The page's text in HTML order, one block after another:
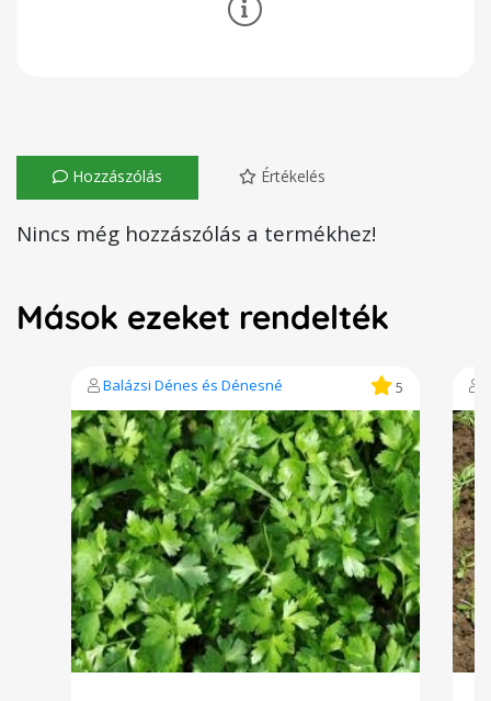
Hozzászólás Értékelés
Nincs még hozzászólás a termékhez!
Mások ezeket rendelték
Balázsi Dénes és Dénesné 5